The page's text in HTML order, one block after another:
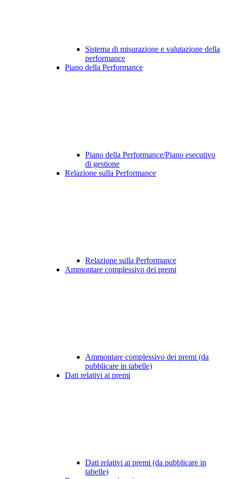
Sistema di misurazione e valutazione della
performance
Piano della Performance
Piano della Performance/Piano esecutivo
di gestione
Relazione sulla Performance
Relazione sulla Performance
Ammontare complessivo dei premi
Ammontare complessivo dei premi (da
pubblicare in tabelle)
Dati relativi ai premi
Dati relativi ai premi (da pubblicare in
tabelle)